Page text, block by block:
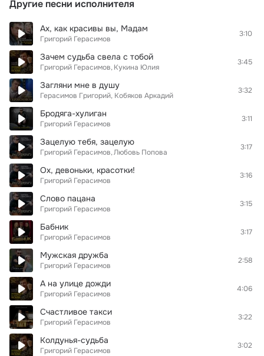
Другие песни исполнителя
Ах, как красивы вы, Мадам
Григорий Герасимов
3:10
Зачем судьба свела с тобой
Григорий Герасимов Кукина Юлия
3:45
Загляни мне в душу
Герасимов Григорий, Кобяков Аркадий
3:32
Бродяга-хулиган
Григорий Герасимов
3:11
Зацелую тебя, зацелую
Григорий Герасимов Любовь Попова
3:17
Ох, девоньки, красотки!
Григорий Герасимов
3:16
Слово пацана
Григорий Герасимов
3:15
Бабник
Григорий Герасимов
3:17
Мужская дружба
Григорий Герасимов
2:58
А на улице дожди
Григорий Герасимов
4:06
Счастливое такси
Григорий Герасимов
3:22
Колдунья-судьба
Григорий Герасимов
3:02